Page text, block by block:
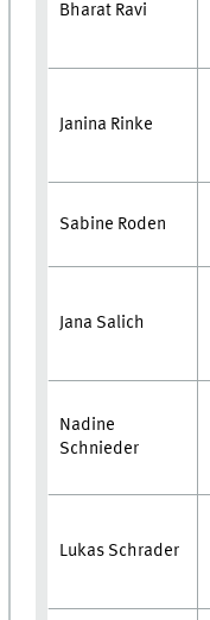
Bharat Ravi
Janina Rinke
Sabine Roden
Jana Salich
Nadine
Schnieder
Lukas Schrader